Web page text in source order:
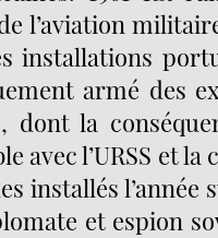
l’aviation
installations
armé des
dont la
avec l’URSS et la
installés l’année
et espion